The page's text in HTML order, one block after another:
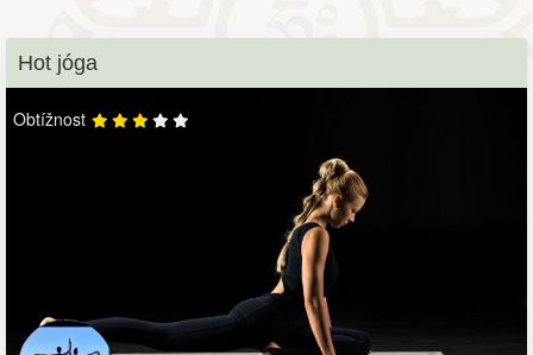
Hot jóga
Obtížnost